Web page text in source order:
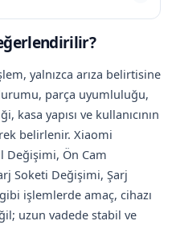
yalnızca arıza belirtisine
parça uyumluluğu,
yapısı ve kullanıcının
belirlenir. Xiaomi
Değişimi, Ön Cam
Soketi Değişimi, Şarj
işlemlerde amaç, cihazı
uzun vadede stabil ve